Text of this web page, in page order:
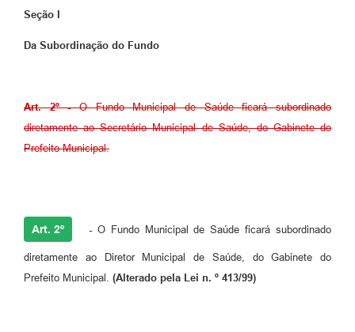
Seção I
Da Subordinação do Fundo
Art. 2º -O Fundo Municipal de Saúde ficará subordinado
diretamente ao Secretário Municipal de Saúde, do Gabinete do
Prefeito Municipal.
Art. 2º - O Fundo Municipal de Saúde ficará subordinado
diretamente ao Diretor Municipal de Saúde, do Gabinete do
Prefeito Municipal. (Alterado pela Lei n. º 413/99)